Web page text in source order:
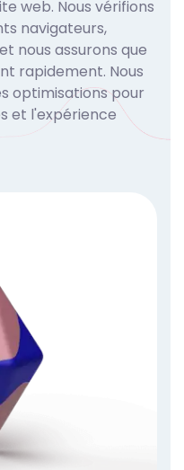
web. Nous vérifions
navigateurs,
nous assurons que
rapidement. Nous
optimisations pour
et l'expérience